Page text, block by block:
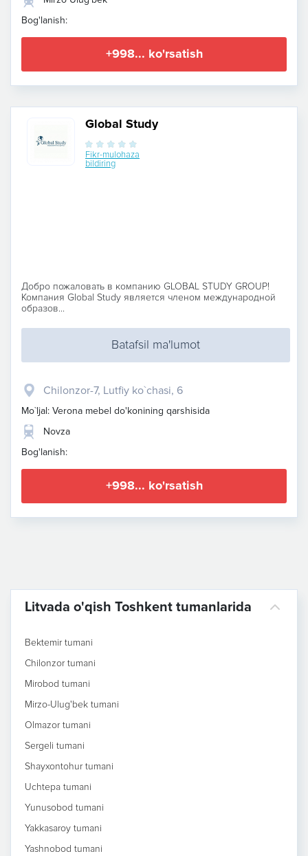
Bog'lanish:
+998... ko'rsatish
Global Study
Fikr-mulohaza
bildiring
Добро пожаловать в компанию GLOBAL STUDY GROUP!
Компания Global Study является членом международной
образов...
Batafsil ma'lumot
Chilonzor-7, Lutfiy ko`chasi, 6
Mo`ljal: Verona mebel do'konining qarshisida
Novza
Bog'lanish:
+998... ko'rsatish
Litvada o'qish Toshkent tumanlarida
Bektemir tumani
Chilonzor tumani
Mirobod tumani
Mirzo-Ulug'bek tumani
Olmazor tumani
Sergeli tumani
Shayxontohur tumani
Uchtepa tumani
Yunusobod tumani
Yakkasaroy tumani
Yashnobod tumani